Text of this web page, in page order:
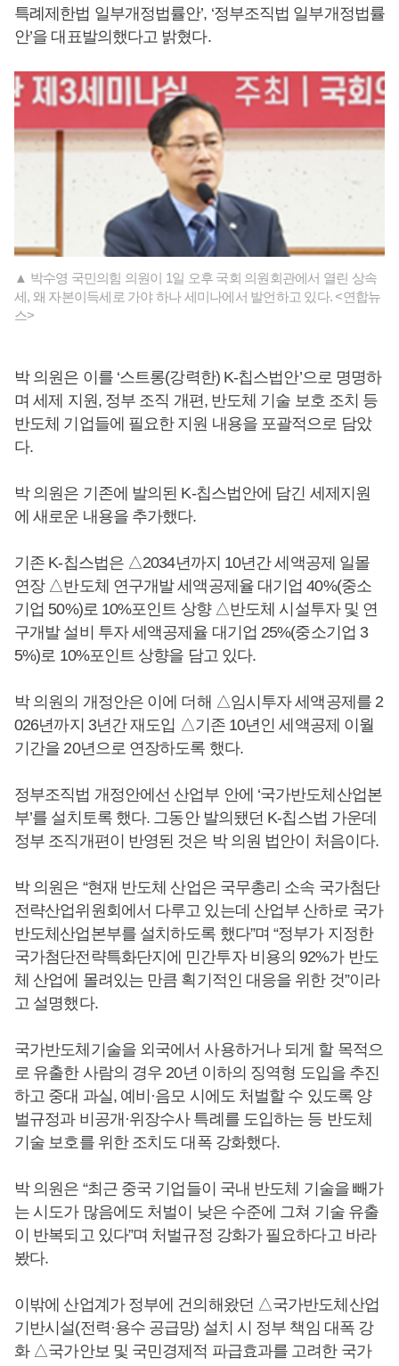
특례제한법 일부개정법률안’, ‘정부조직법 일부개정법률
안’을 대표발의했다고 밝혔다.
▲ 박수영 국민의힘 의원이 1일 오후 국회 의원회관에서 열린 상속
세, 왜 자본이득세로 가야 하나 세미나에서 발언하고 있다. <연합뉴
스>
박 의원은 이를 ‘스트롱(강력한) K-칩스법안’으로 명명하
며 세제 지원, 정부 조직 개편, 반도체 기술 보호 조치 등
반도체 기업들에 필요한 지원 내용을 포괄적으로 담았
다.
박 의원은 기존에 발의된 K-칩스법안에 담긴 세제지원
에 새로운 내용을 추가했다.
기존 K-칩스법은 △2034년까지 10년간 세액공제 일몰
연장 △반도체 연구개발 세액공제율 대기업 40%(중소
기업 50%)로 10%포인트 상향 △반도체 시설투자 및 연
구개발 설비 투자 세액공제율 대기업 25%(중소기업 3
5%)로 10%포인트 상향을 담고 있다.
박 의원의 개정안은 이에 더해 △임시투자 세액공제를 2
026년까지 3년간 재도입 △기존 10년인 세액공제 이월
기간을 20년으로 연장하도록 했다.
정부조직법 개정안에선 산업부 안에 ‘국가반도체산업본
부’를 설치토록 했다. 그동안 발의됐던 K-칩스법 가운데
정부 조직개편이 반영된 것은 박 의원 법안이 처음이다.
박 의원은 “현재 반도체 산업은 국무총리 소속 국가첨단
전략산업위원회에서 다루고 있는데 산업부 산하로 국가
반도체산업본부를 설치하도록 했다”며 “정부가 지정한
국가첨단전략특화단지에 민간투자 비용의 92%가 반도
체 산업에 몰려있는 만큼 획기적인 대응을 위한 것”이라
고 설명했다.
국가반도체기술을 외국에서 사용하거나 되게 할 목적으
로 유출한 사람의 경우 20년 이하의 징역형 도입을 추진
하고 중대 과실, 예비·음모 시에도 처벌할 수 있도록 양
벌규정과 비공개·위장수사 특례를 도입하는 등 반도체
기술 보호를 위한 조치도 대폭 강화했다.
박 의원은 “최근 중국 기업들이 국내 반도체 기술을 빼가
는 시도가 많음에도 처벌이 낮은 수준에 그쳐 기술 유출
이 반복되고 있다”며 처벌규정 강화가 필요하다고 바라
봤다.
이밖에 산업계가 정부에 건의해왔던 △국가반도체산업
기반시설(전력·용수 공급망) 설치 시 정부 책임 대폭 강
화 △국가안보 및 국민경제적 파급효과를 고려한 국가